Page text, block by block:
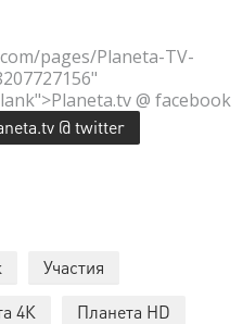
pages/Planeta-TV-
@ facebook
@ twitter
Участия
4К
Планета HD